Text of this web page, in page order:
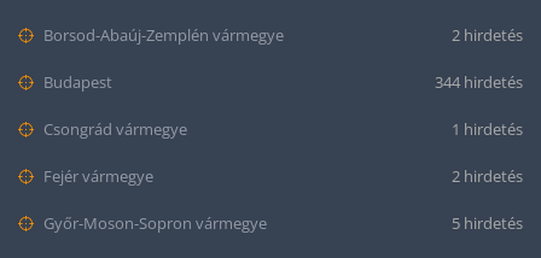
Borsod-Abaúj-Zemplén vármegye 2 hirdetés
Budapest 344 hirdetés
Csongrád vármegye 1 hirdetés
Fejér vármegye 2 hirdetés
Győr-Moson-Sopron vármegye 5 hirdetés